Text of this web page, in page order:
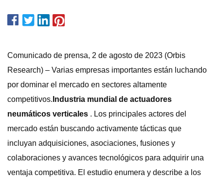
Comunicado de prensa, 2 de agosto de 2023 (Orbis
Research) – Varias empresas importantes están luchando
por dominar el mercado en sectores altamente
competitivos. Industria mundial de actuadores
neumáticos verticales . Los principales actores del
mercado están buscando activamente tácticas que
incluyan adquisiciones, asociaciones, fusiones y
colaboraciones y avances tecnológicos para adquirir una
ventaja competitiva. El estudio enumera y describe a los